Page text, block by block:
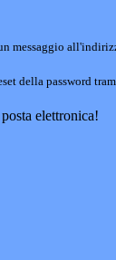
messaggio
della password
elettronica!